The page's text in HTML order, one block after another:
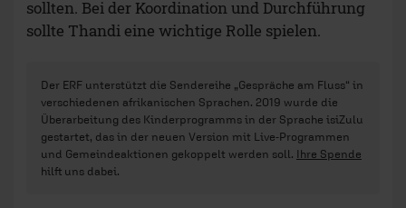
sollten. Bei der Koordination und Durchführung
sollte Thandi eine wichtige Rolle spielen.
Der ERF unterstützt die Sendereihe „Gespräche am Fluss“ in
verschiedenen afrikanischen Sprachen. 2019 wurde die
Überarbeitung des Kinderprogramms in der Sprache isiZulu
gestartet, das in der neuen Version mit Live-Programmen
und Gemeindeaktionen gekoppelt werden soll. Ihre Spende
hilft uns dabei.